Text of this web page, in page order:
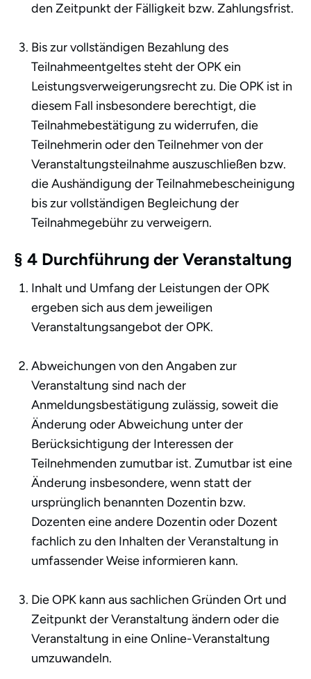
den Zeitpunkt der Fälligkeit bzw. Zahlungsfrist.
Bis zur vollständigen Bezahlung des
Teilnahmeentgeltes steht der OPK ein
Leistungsverweigerungsrecht zu. Die OPK ist in
diesem Fall insbesondere berechtigt, die
Teilnahmebestätigung zu widerrufen, die
Teilnehmerin oder den Teilnehmer von der
Veranstaltungsteilnahme auszuschließen bzw.
die Aushändigung der Teilnahmebescheinigung
bis zur vollständigen Begleichung der
Teilnahmegebühr zu verweigern.
§ 4 Durchführung der Veranstaltung
Inhalt und Umfang der Leistungen der OPK
ergeben sich aus dem jeweiligen
Veranstaltungsangebot der OPK.
Abweichungen von den Angaben zur
Veranstaltung sind nach der
Anmeldungsbestätigung zulässig, soweit die
Änderung oder Abweichung unter der
Berücksichtigung der Interessen der
Teilnehmenden zumutbar ist. Zumutbar ist eine
Änderung insbesondere, wenn statt der
ursprünglich benannten Dozentin bzw.
Dozenten eine andere Dozentin oder Dozent
fachlich zu den Inhalten der Veranstaltung in
umfassender Weise informieren kann.
Die OPK kann aus sachlichen Gründen Ort und
Zeitpunkt der Veranstaltung ändern oder die
Veranstaltung in eine Online-Veranstaltung
umzuwandeln.